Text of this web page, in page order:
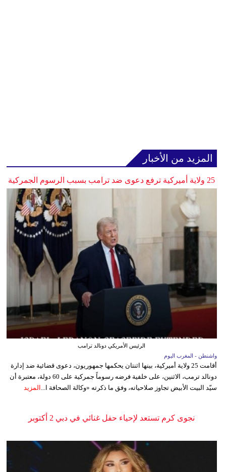
المزيد من الأخبار
25 ولاية أميركية ترفع دعوى ضد ترامب بسبب الرسوم الجمركية
الرئيس الأمريكي دونالد ترامب
واشنطن - المغرب اليوم
أقامت 25 ولاية أميركية، بينها اثنتان يحكمها جمهوريون، دعوى قضائية ضد إدارة
دونالد ترمب، الاثنين، على خلفية فرضه رسوماً جمركية على 60 دولة، معتبرة أن
سيّد البيت الأبيض تجاوز صلاحياته، وفق ما ذكرته «وكالة الصحافة ا...
المزيد
نجوى كرم تستعد لإحياء حفل غنائي في دبي 2 أكتوبر